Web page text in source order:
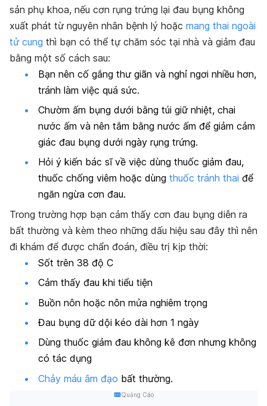
sản phụ khoa, nếu cơn rụng trứng lại đau bụng không
xuất phát từ nguyên nhân bệnh lý hoặc mang thai ngoài
tử cung thì bạn có thể tự chăm sóc tại nhà và giảm đau
bằng một số cách sau:
Bạn nên cố gắng thư giãn và nghỉ ngơi nhiều hơn,
tránh làm việc quá sức.
Chườm ấm bụng dưới bằng túi giữ nhiệt, chai
nước ấm và nên tắm bằng nước ấm để giảm cảm
giác đau bụng dưới ngày rụng trứng.
Hỏi ý kiến bác sĩ về việc dùng thuốc giảm đau,
thuốc chống viêm hoặc dùng thuốc tránh thai để
ngăn ngừa cơn đau.
Trong trường hợp bạn cảm thấy cơn đau bụng diễn ra
bất thường và kèm theo những dấu hiệu sau đây thì nên
đi khám để được chẩn đoán, điều trị kịp thời:
Sốt trên 38 độ C
Cảm thấy đau khi tiểu tiện
Buồn nôn hoặc nôn mửa nghiêm trọng
Đau bụng dữ dội kéo dài hơn 1 ngày
Dùng thuốc giảm đau không kê đơn nhưng không
có tác dụng
Chảy máu âm đạo bất thường.
Quảng Cáo